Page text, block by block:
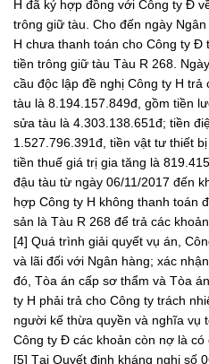
H đã ký hợp đồng với Công ty Đ
trông giữ tàu. Cho đến ngày
H chưa thanh toán cho Công ty Đ
tiền trông giữ tàu Tàu R 268.
cầu độc lập đề nghị Công ty H
tàu là 8.194.157.849đ, gồm tiền
sửa tàu là 4.303.138.651đ; tiền
1.527.796.391đ, tiền vật tư thiết
tiền thuế giá trị gia tăng là
đậu tàu từ ngày 06/11/2017 đến
hợp Công ty H không thanh toán
sản là Tàu R 268 để trả các
[4] Quá trình giải quyết vụ án,
và lãi đối với Ngân hàng; xác
đó, Tòa án cấp sơ thẩm và Tòa
ty H phải trả cho Công ty trách
người kế thừa quyền và nghĩa vụ
Công ty Đ các khoản còn nợ là có
[5] Tại Quyết định kháng nghị số